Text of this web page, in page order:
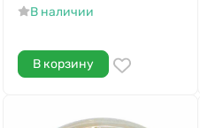
В наличии
В корзину